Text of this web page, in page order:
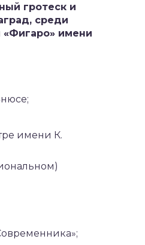
гротеск и
среди
«Фигаро» имени
имени К.